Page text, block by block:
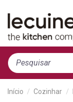
Início Cozinhar